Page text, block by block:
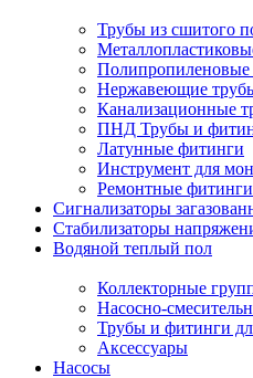
Трубы из сшитого
Полипропиленовые
Нержавеющие
Канализационные
ПНД Трубы и
Латунные фитинги
Инструмент для
Ремонтные фитинги
Сигнализаторы
Стабилизаторы
Водяной теплый пол
Коллекторные
Насосно-
Трубы и фитинги
Аксессуары
Насосы